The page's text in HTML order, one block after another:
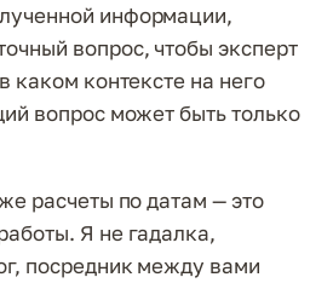
информации,
вопрос, чтобы эксперт
каком контексте на него
вопрос может быть только
расчеты по датам — это
Я не гадалка,
посредник между вами